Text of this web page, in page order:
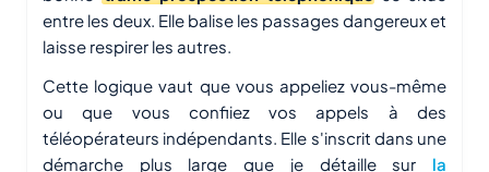
entre les deux. Elle balise les passages dangereux et
laisse respirer les autres.
Cette logique vaut que vous appeliez vous-même
ou que vous confiiez vos appels à des
téléopérateurs indépendants. Elle s'inscrit dans une
démarche plus large que je détaille sur la